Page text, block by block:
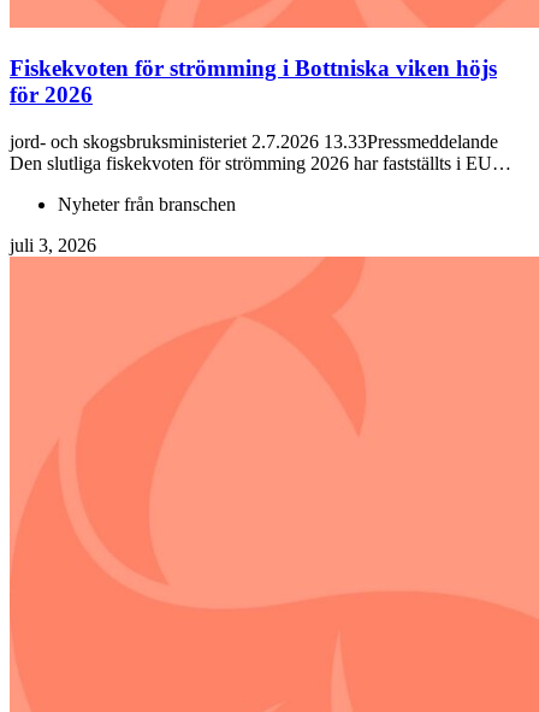
Fiskekvoten för strömming i Bottniska viken höjs
för 2026
jord- och skogsbruksministeriet 2.7.2026 13.33Pressmeddelande
Den slutliga fiskekvoten för strömming 2026 har fastställts i EU…
Nyheter från branschen
juli 3, 2026